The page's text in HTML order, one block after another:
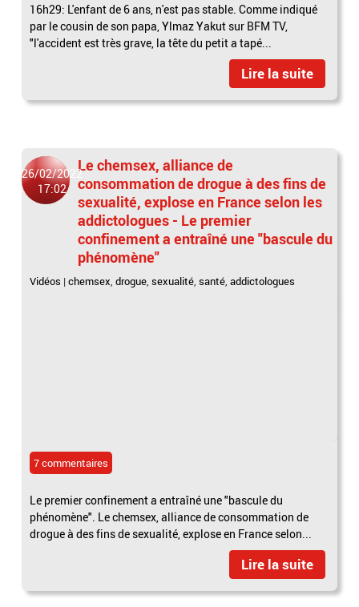
16h29: L'enfant de 6 ans, n'est pas stable. Comme indiqué
par le cousin de son papa, Ylmaz Yakut sur BFM TV,
"l'accident est très grave, la tête du petit a tapé...
Lire la suite
26/02/2022
17:02
Le chemsex, alliance de
consommation de drogue à des fins de
sexualité, explose en France selon les
addictologues - Le premier
confinement a entraîné une "bascule du
phénomène"
Vidéos |chemsex,drogue,sexualité,santé,addictologues
7 commentaires
Le premier confinement a entraîné une "bascule du
phénomène". Le chemsex, alliance de consommation de
drogue à des fins de sexualité, explose en France selon...
Lire la suite